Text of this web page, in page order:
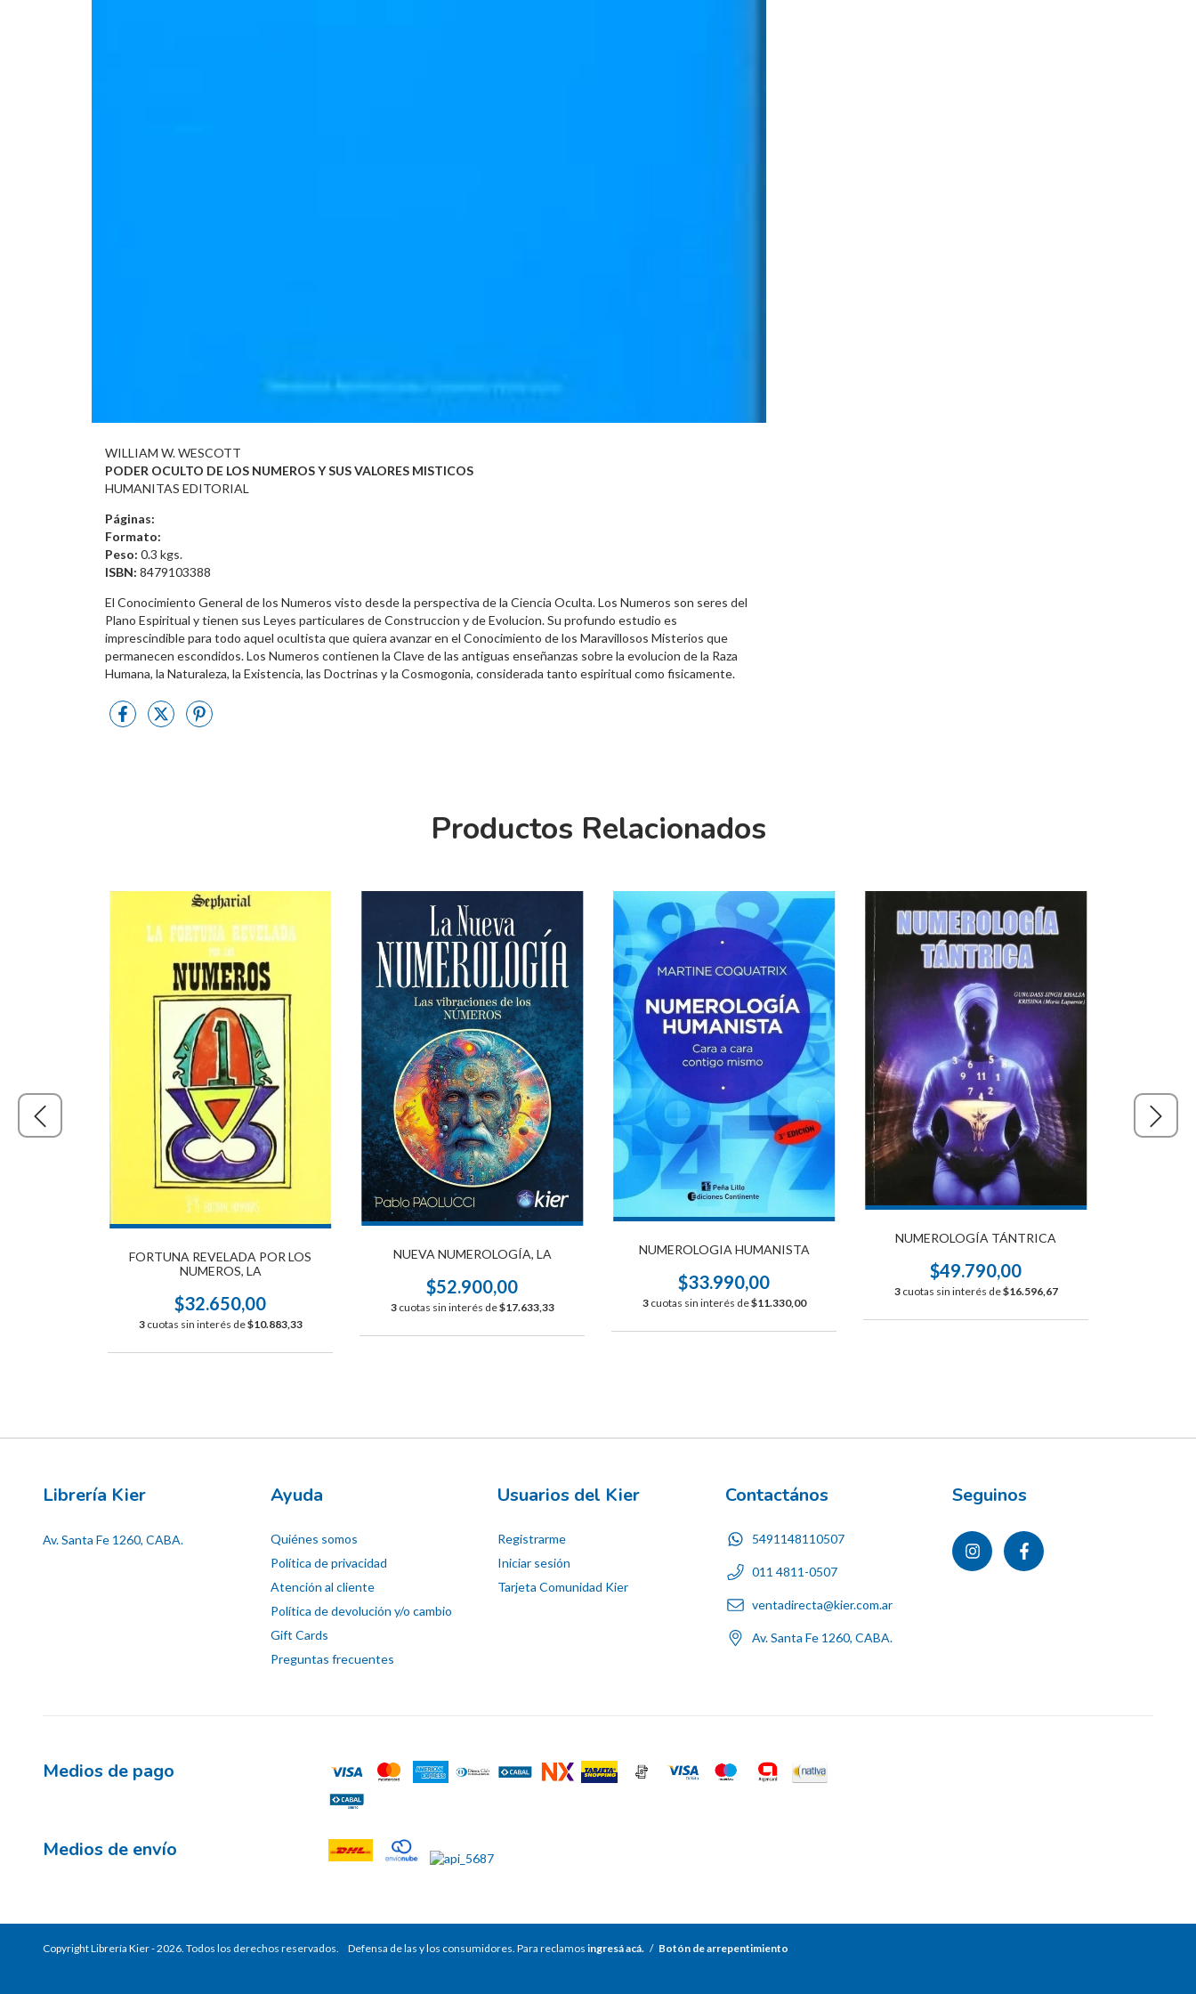
WILLIAM W. WESCOTT
PODER OCULTO DE LOS NUMEROS Y SUS VALORES MISTICOS
HUMANITAS EDITORIAL
Páginas:
Formato:
Peso: 0.3 kgs.
ISBN: 8479103388
El Conocimiento General de los Numeros visto desde la perspectiva de la Ciencia Oculta. Los Numeros son seres del
Plano Espiritual y tienen sus Leyes particulares de Construccion y de Evolucion. Su profundo estudio es
imprescindible para todo aquel ocultista que quiera avanzar en el Conocimiento de los Maravillosos Misterios que
permanecen escondidos. Los Numeros contienen la Clave de las antiguas enseñanzas sobre la evolucion de la Raza
Humana, la Naturaleza, la Existencia, las Doctrinas y la Cosmogonia, considerada tanto espiritual como fisicamente.
Productos Relacionados
FORTUNA REVELADA POR LOS
NUMEROS, LA
$32.650,00
3 cuotas sin interés de$10.883,33
NUEVA NUMEROLOGÍA, LA
$52.900,00
3 cuotas sin interés de$17.633,33
NUMEROLOGIA HUMANISTA
$33.990,00
3 cuotas sin interés de$11.330,00
NUMEROLOGÍA TÁNTRICA
$49.790,00
3 cuotas sin interés de$16.596,67
Librería Kier
Av. Santa Fe 1260, CABA.
Ayuda
Quiénes somos
Política de privacidad
Atención al cliente
Política de devolución y/o cambio
Gift Cards
Preguntas frecuentes
Usuarios del Kier
Registrarme
Iniciar sesión
Tarjeta Comunidad Kier
Contactános
5491148110507
011 4811-0507
ventadirecta@kier.com.ar
Av. Santa Fe 1260, CABA.
Seguinos
Medios de pago
Medios de envío
Copyright Librería Kier - 2026. Todos los derechos reservados. Defensa de las y los consumidores. Para reclamos ingresá acá. / Botón de arrepentimiento